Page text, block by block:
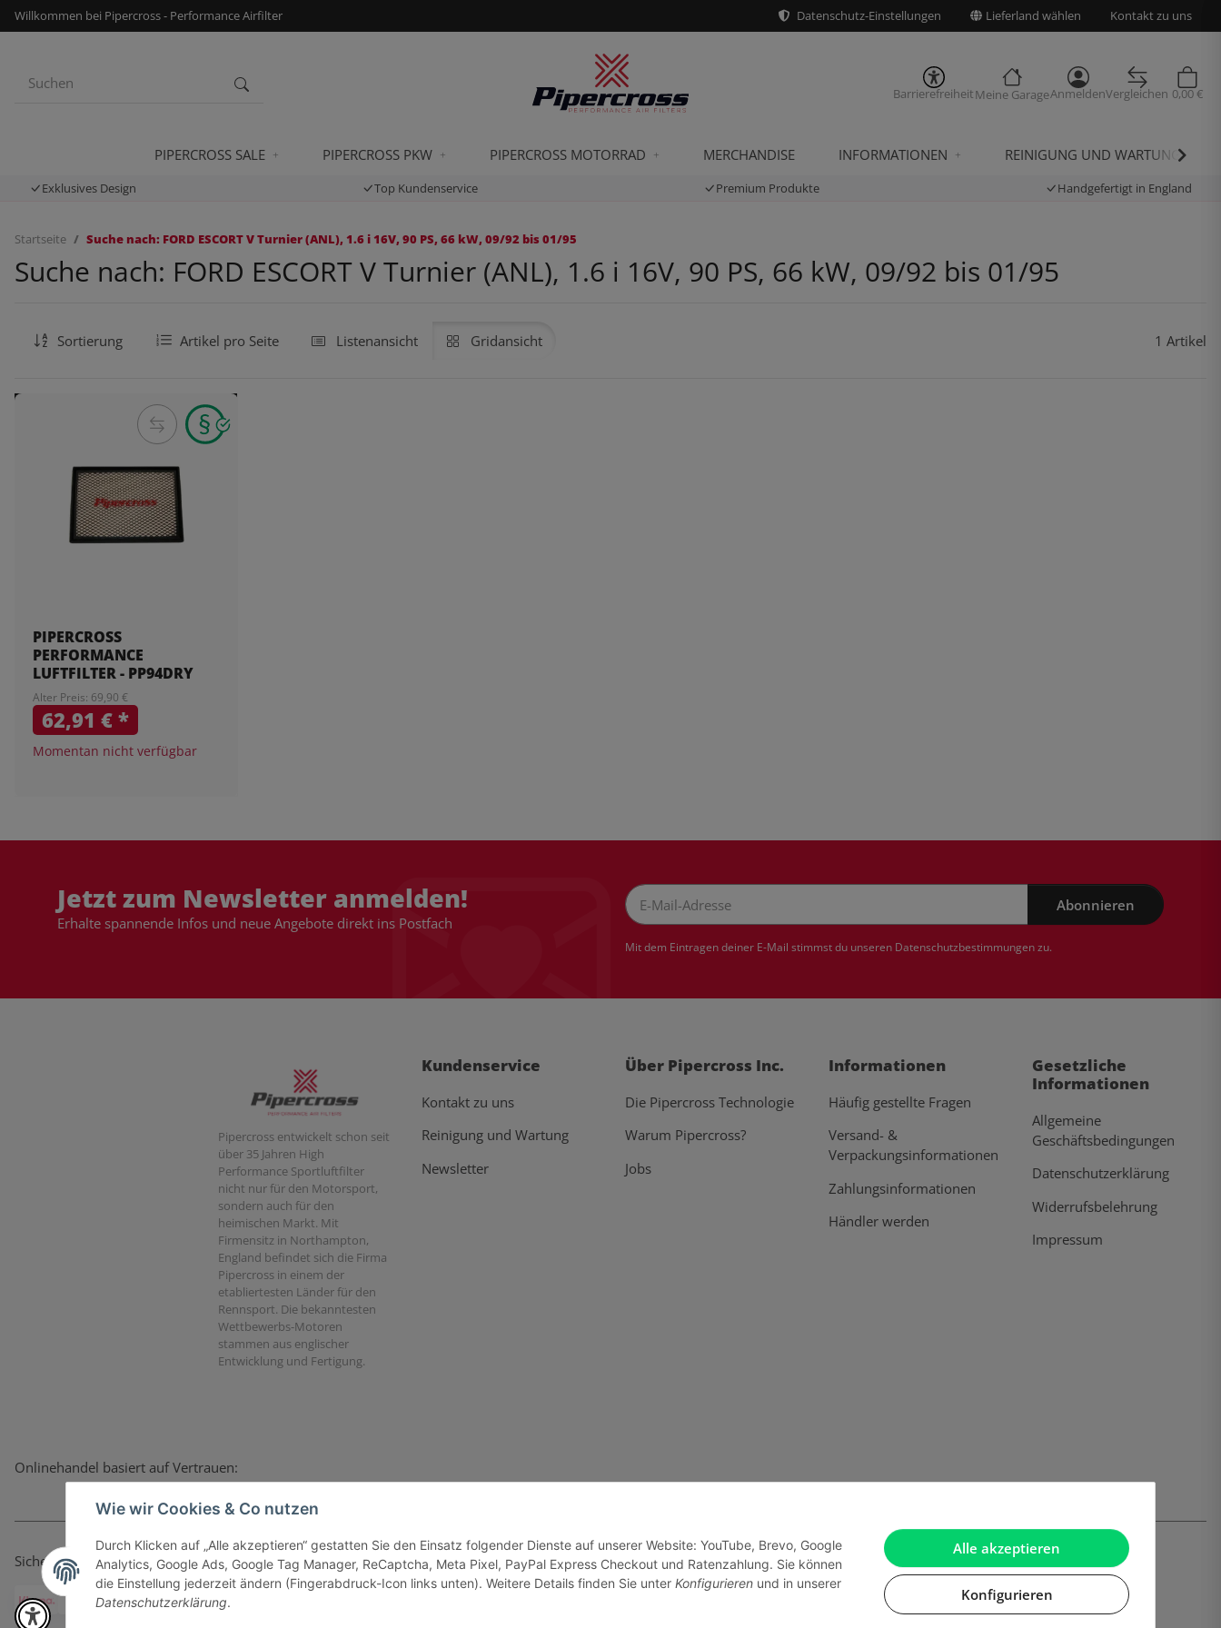
Alle akzeptieren
Konfigurieren
Wie wir Cookies & Co nutzen
Durch Klicken auf „Alle akzeptieren“ gestatten Sie den Einsatz folgender Dienste auf unserer Website: YouTube, Brevo, Google
Analytics, Google Ads, Google Tag Manager, ReCaptcha, Meta Pixel, PayPal Express Checkout und Ratenzahlung. Sie können
die Einstellung jederzeit ändern (Fingerabdruck-Icon links unten). Weitere Details finden Sie unter Konfigurieren und in unserer
Datenschutzerklärung.
Willkommen bei Pipercross - Performance Airfilter Datenschutz-Einstellungen Lieferland wählen Kontakt zu uns
BarrierefreiheitMeine GarageAnmeldenVergleichen 0,00 €
PIPERCROSS SALE PIPERCROSS PKW PIPERCROSS MOTORRAD MERCHANDISE INFORMATIONEN REINIGUNG UND WARTUNG
Exklusives Design Top Kundenservice Premium Produkte Handgefertigt in England
Startseite Suche nach: FORD ESCORT V Turnier (ANL), 1.6 i 16V, 90 PS, 66 kW, 09/92 bis 01/95
Suche nach: FORD ESCORT V Turnier (ANL), 1.6 i 16V, 90 PS, 66 kW, 09/92 bis 01/95
Sortierung Artikel pro Seite Listenansicht Gridansicht 1 Artikel
PIPERCROSS
PERFORMANCE
LUFTFILTER - PP94DRY
Alter Preis: 69,90 €
62,91 €*
Momentan nicht verfügbar
Jetzt zum Newsletter anmelden!
Erhalte spannende Infos und neue Angebote direkt ins Postfach
Abonnieren
Mit dem Eintragen deiner E-Mail stimmst du unseren Datenschutzbestimmungenzu.
Pipercross entwickelt schon seit
über 35 Jahren High
Performance Sportluftfilter
nicht nur für den Motorsport,
sondern auch für den
heimischen Markt. Mit
Firmensitz in Northampton,
England befindet sich die Firma
Pipercross in einem der
etabliertesten Länder für den
Rennsport. Die bekanntesten
Wettbewerbs-Motoren
stammen aus englischer
Entwicklung und Fertigung.
Kundenservice
Kontakt zu uns
Reinigung und Wartung
Newsletter
Über Pipercross Inc.
Die Pipercross Technologie
Warum Pipercross?
Jobs
Informationen
Häufig gestellte Fragen
Versand- &
Verpackungsinformationen
Zahlungsinformationen
Händler werden
Gesetzliche
Informationen
Allgemeine
Geschäftsbedingungen
Datenschutzerklärung
Widerrufsbelehrung
Impressum
Onlinehandel basiert auf Vertrauen:
Sicher bezahlen via: